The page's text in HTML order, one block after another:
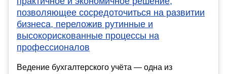
позволяющее сосредоточиться на развитии
бизнеса, переложив рутинные и
высокорискованные процессы на
профессионалов
Ведение бухгалтерского учёта — одна из